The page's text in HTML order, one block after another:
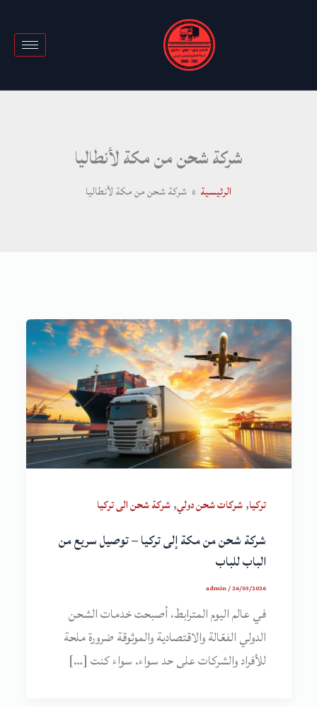
شركة شحن من مكة لأنطاليا
الرئيسية شركة شحن من مكة لأنطاليا
تركيا,شركات شحن دولي,شركة شحن الى تركيا
شركة شحن من مكة إلى تركيا – توصيل سريع من
الباب للباب
admin/26/03/2026
في عالم اليوم المترابط، أصبحت خدمات الشحن
الدولي الفعّالة والاقتصادية والموثوقة ضرورة ملحة
للأفراد والشركات على حد سواء. سواء كنت […]